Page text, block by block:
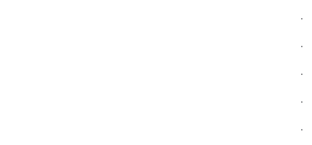
.
.
.
.
.